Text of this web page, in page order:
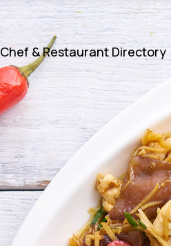
Chef & Restaurant Directory